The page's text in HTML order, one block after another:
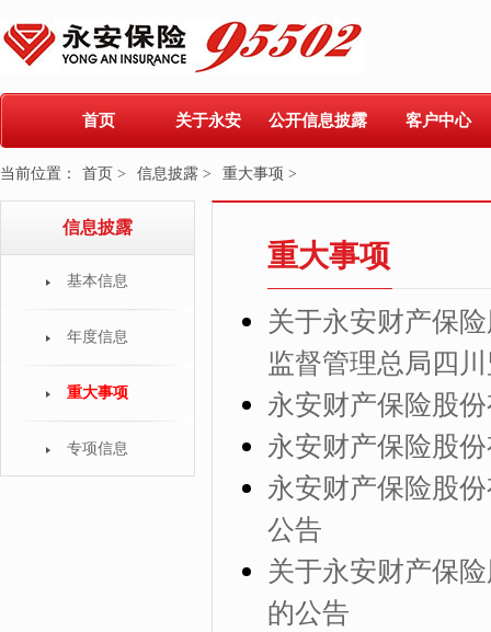
首页 关于永安 公开信息披露 客户中心
当前位置： 首页 > 信息披露 > 重大事项 >
信息披露
基本信息
年度信息
重大事项
专项信息
重大事项
关于永安财产保
监督管理总局四
永安财产保险股
永安财产保险股
永安财产保险股
公告
关于永安财产保
的公告